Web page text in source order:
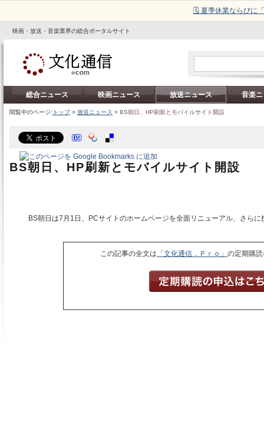
🗓️ 夏季休業ならびに
映画・放送・音楽業界の総合ポータルサイト
総合ニュース 映画ニュース 放送ニュース 音楽
閲覧中のページ: トップ> 放送ニュース > BS朝日、HP刷新とモバイルサイト開設
BS朝日、HP刷新とモバイルサイト開設
BS朝日は7月1日、PCサイトのホームページを全面リニューアル、さら
この記事の全文は 「文化通信．Ｐｒｏ」の定期購